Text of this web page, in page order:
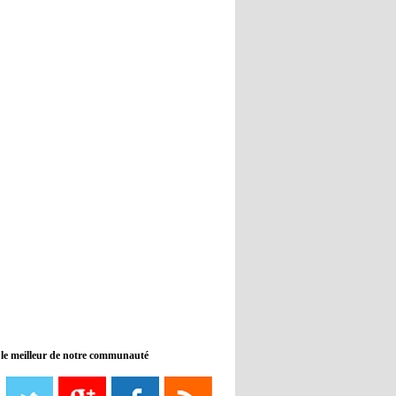
08:21 - 2022/11/08
propriétaire
meilleur de notre communauté